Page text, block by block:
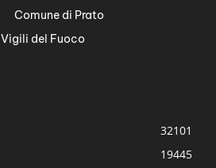
Comune di Prato
Vigili del Fuoco
32101
19445